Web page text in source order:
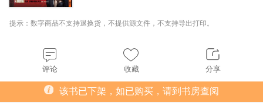
提示：数字商品不支持退换货，不提供源文件，不支持导出打印。
评论 收藏 分享
该书已下架，如已购买，请到书房查阅